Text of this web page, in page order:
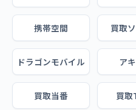
携帯空間 買取
ドラゴンモバイル ア
買取当番 買取